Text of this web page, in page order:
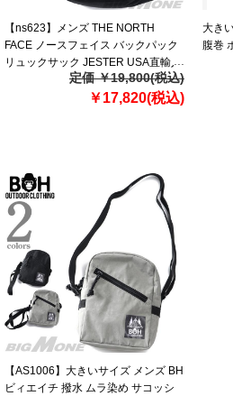
【ns623】メンズ THE NORTH
FACE ノースフェイス バックパック
リュックサック JESTER USA直輸入
定価 ￥19,800(税込)
￥17,820(税込)
大き
腹巻
【AS1006】大きいサイズ メンズ BH
ビィエイチ 撥水 ムラ染め サコッシ